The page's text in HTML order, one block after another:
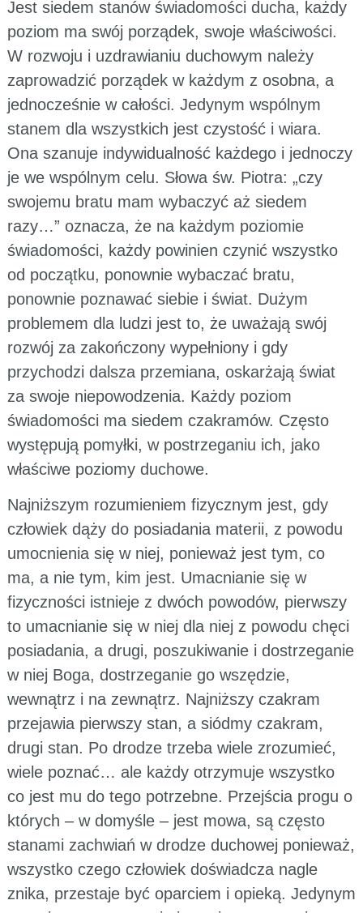
Jest siedem stanów świadomości ducha, każdy
poziom ma swój porządek, swoje właściwości.
W rozwoju i uzdrawianiu duchowym należy
zaprowadzić porządek w każdym z osobna, a
jednocześnie w całości. Jedynym wspólnym
stanem dla wszystkich jest czystość i wiara.
Ona szanuje indywidualność każdego i jednoczy
je we wspólnym celu. Słowa św. Piotra: „czy
swojemu bratu mam wybaczyć aż siedem
razy…” oznacza, że na każdym poziomie
świadomości, każdy powinien czynić wszystko
od początku, ponownie wybaczać bratu,
ponownie poznawać siebie i świat. Dużym
problemem dla ludzi jest to, że uważają swój
rozwój za zakończony wypełniony i gdy
przychodzi dalsza przemiana, oskarżają świat
za swoje niepowodzenia. Każdy poziom
świadomości ma siedem czakramów. Często
występują pomyłki, w postrzeganiu ich, jako
właściwe poziomy duchowe.
Najniższym rozumieniem fizycznym jest, gdy
człowiek dąży do posiadania materii, z powodu
umocnienia się w niej, ponieważ jest tym, co
ma, a nie tym, kim jest. Umacnianie się w
fizyczności istnieje z dwóch powodów, pierwszy
to umacnianie się w niej dla niej z powodu chęci
posiadania, a drugi, poszukiwanie i dostrzeganie
w niej Boga, dostrzeganie go wszędzie,
wewnątrz i na zewnątrz. Najniższy czakram
przejawia pierwszy stan, a siódmy czakram,
drugi stan. Po drodze trzeba wiele zrozumieć,
wiele poznać… ale każdy otrzymuje wszystko
co jest mu do tego potrzebne. Przejścia progu o
których – w domyśle – jest mowa, są często
stanami zachwiań w drodze duchowej ponieważ,
wszystko czego człowiek doświadcza nagle
znika, przestaje być oparciem i opieką. Jedynym